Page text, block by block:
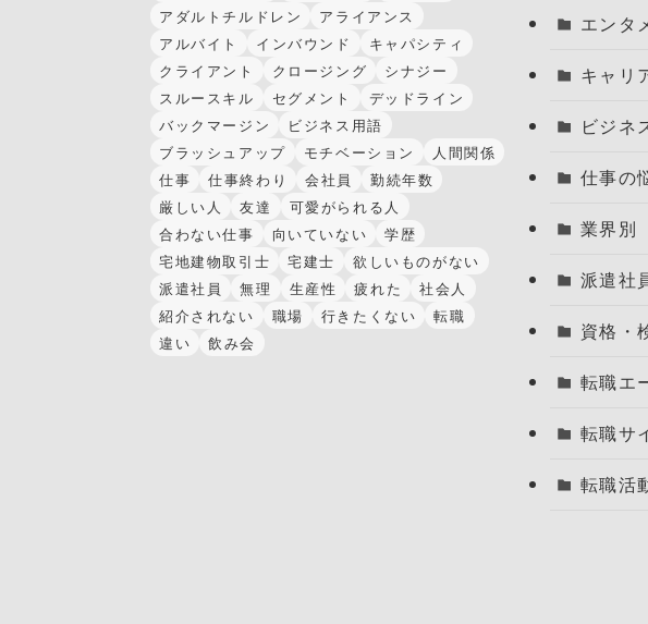
アダルトチルドレン
アライアンス
アルバイト
インバウンド
キャパシティ
クライアント
クロージング
シナジー
スルースキル
セグメント
デッドライン
バックマージン
ビジネス用語
ブラッシュアップ
モチベーション
人間関係
仕事
仕事終わり 会社員
勤続年数
厳しい人
友達
可愛がられる人
合わない仕事
向いていない
学歴
宅地建物取引士
宅建士
欲しいものがない
派遣社員
無理 生産性 疲れた
社会人
紹介されない
職場 行きたくない
転職
違い
飲み会
エンタ
キャリ
ビジネ
仕事の
業界別
派遣社
資格・
転職エ
転職サ
転職活